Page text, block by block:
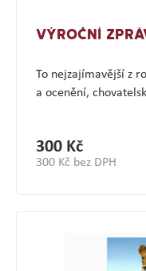
VÝROČNÍ
To nejzajímavější z
a ocenění,
300 Kč
300 Kč bez DPH